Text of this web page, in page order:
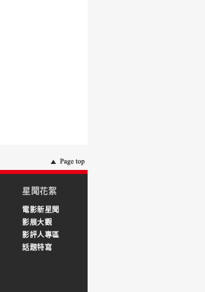
星聞花絮
電影新星聞
影展大觀
影評人專區
話題特寫